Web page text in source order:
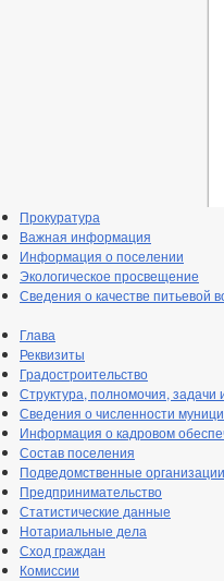
Прокуратура
Важная информация
Информация о поселении
Экологическое просвещение
Сведения о качестве питьевой
Глава
Реквизиты
Градостроительство
Структура, полномочия, задачи
Сведения о численности
Информация о кадровом
Состав поселения
Подведомственные организации
Предпринимательство
Статистические данные
Нотариальные дела
Сход граждан
Комиссии